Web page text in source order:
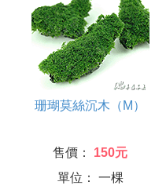
珊瑚莫絲沉木（M）
售價：
150元
單位： 一棵